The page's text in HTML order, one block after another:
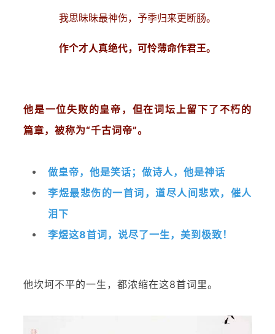
我思昧昧最神伤，予季归来更断肠。
作个才人真绝代，可怜薄命作君王。
他是一位失败的皇帝，但在词坛上留下了不朽的
篇章，被称为“千古词帝”。
做皇帝，他是笑话；做诗人，他是神话
李煜最悲伤的一首词，道尽人间悲欢，催人
泪下
李煜这8首词，说尽了一生，美到极致！
他坎坷不平的一生，都浓缩在这8首词里。